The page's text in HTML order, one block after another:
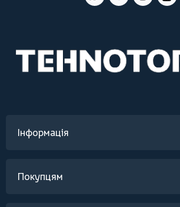
Інформація
Покупцям